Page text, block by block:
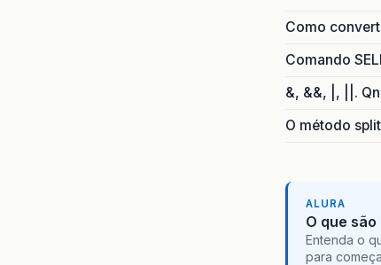
Como
Comando
&, &&, |, ||.
O método split
ALURA
O que
Entenda o
para